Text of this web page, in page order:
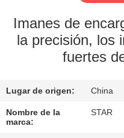
LA
FÁBRICA
DE
CALIDAD
Imanes de
la precisión, los
fuertes
Lugar de origen: China
Nombre de la
marca:
STAR